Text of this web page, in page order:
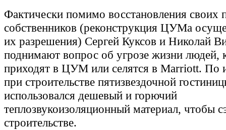
Фактически помимо восстановления своих
собственников (реконструкция ЦУМа
их разрешения) Сергей Куксов и Николай
поднимают вопрос об угрозе жизни людей,
приходят в ЦУМ или селятся в Marriott. По
при строительстве пятизвездочной
использовался дешевый и горючий
теплозвукоизоляционный материал, чтобы
строительстве.